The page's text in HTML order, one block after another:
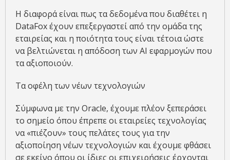
Η διαφορά είναι πως τα δεδομένα που διαθέτει η
DataFox έχουν επεξεργαστεί από την ομάδα της
εταιρείας και η ποιότητα τους είναι τέτοια ώστε
να βελτιώνεται η απόδοση των ΑΙ εφαρμογών που
τα αξιοποιούν.
Τα οφέλη των νέων τεχνολογιών
Σύμφωνα με την Oracle, έχουμε πλέον ξεπεράσει
το σημείο όπου έπρεπε οι εταιρείες τεχνολογίας
να «πιέζουν» τους πελάτες τους για την
αξιοποίηση νέων τεχνολογιών και έχουμε φθάσει
σε εκείνο όπου οι ίδιες οι επιχειρήσεις έρχονται